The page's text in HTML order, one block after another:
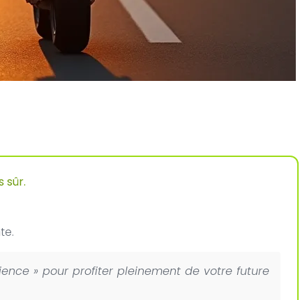
sûr.
» pour profiter pleinement de votre future